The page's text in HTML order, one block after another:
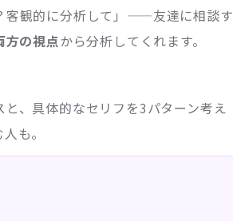
客観的に分析して」——友達に相談す
方の視点から分析してくれます。
、具体的なセリフを3パターン考え
も。